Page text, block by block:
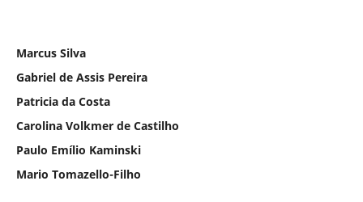
Marcus Silva
Gabriel de Assis Pereira
Patricia da Costa
Carolina Volkmer de Castilho
Paulo Emílio Kaminski
Mario Tomazello-Filho